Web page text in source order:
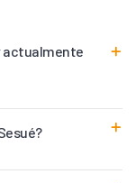
actualmente